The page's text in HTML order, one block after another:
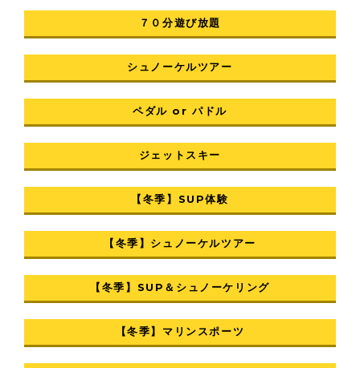
７０分遊び放題
シュノーケルツアー
ペダル or パドル
ジェットスキー
【冬季】SUP体験
【冬季】シュノーケルツアー
【冬季】SUP＆シュノーケリング
【冬季】マリンスポーツ